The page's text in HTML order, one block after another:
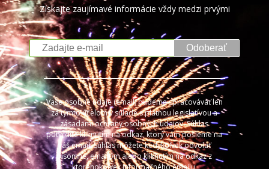
Získajte zaujímavé informácie vždy medzi prvými
Odoberať
Vaše osobné údaje (email) budeme spracovávať len
za týmto účelom v súlade s platnou legislatívou a
zásadami ochrany osobných údajov. Súhlas
potvrdíte kliknutím na odkaz, ktorý vám pošleme na
váš email. Súhlas môžete kedykoľvek odvolať
písomne, emailom alebo kliknutím na odkaz z
ktoréhokoľvek informačného emailu.